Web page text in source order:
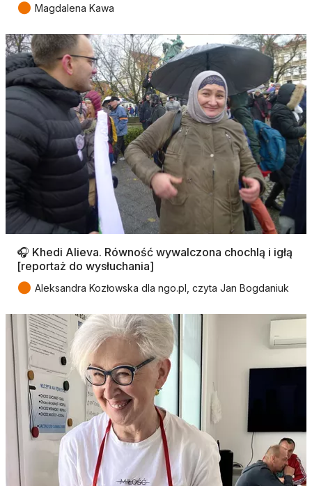
● Magdalena Kawa
🎧 Khedi Alieva. Równość wywalczona chochlą i igłą
[reportaż do wysłuchania]
● Aleksandra Kozłowska dla ngo.pl, czyta Jan Bogdaniuk